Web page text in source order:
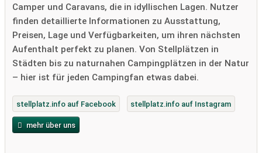
Camper und Caravans, die in idyllischen Lagen. Nutzer
finden detaillierte Informationen zu Ausstattung,
Preisen, Lage und Verfügbarkeiten, um ihren nächsten
Aufenthalt perfekt zu planen. Von Stellplätzen in
Städten bis zu naturnahen Campingplätzen in der Natur
– hier ist für jeden Campingfan etwas dabei.
stellplatz.info auf Facebook stellplatz.info auf Instagram
mehr über uns